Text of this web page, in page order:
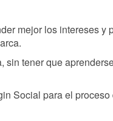
mejor los intereses y
tener que
Social para el proceso